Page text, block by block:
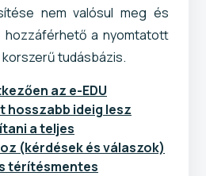
nem valósul meg és
hozzáférhető a nyomtatott
tudásbázis.
az e-EDU
hosszabb ideig lesz
a teljes
(kérdések és válaszok)
térítésmentes